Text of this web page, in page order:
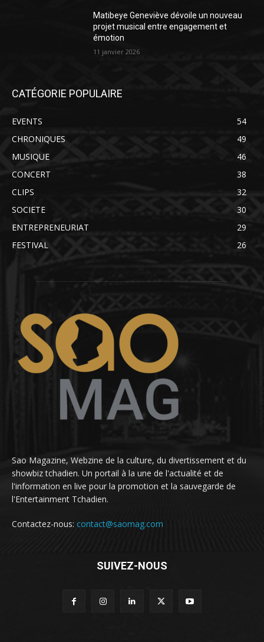
Matibeye Geneviève dévoile un nouveau
projet musical entre engagement et
émotion
11 janvier 2026
CATÉGORIE POPULAIRE
EVENTS
54
CHRONIQUES
49
MUSIQUE
46
CONCERT
38
CLIPS
32
SOCIETE
30
ENTREPRENEURIAT
29
FESTIVAL
26
Sao Magazine, Webzine de la culture, du divertissement et du
showbiz tchadien. Un portail à la une de l'actualité et de
l'information en live pour la promotion et la sauvegarde de
l'Entertainment Tchadien.
Contactez-nous: contact@saomag.com
SUIVEZ-NOUS